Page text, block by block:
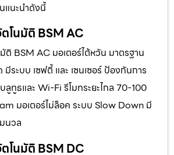
แนะนำดังนี้
โนมัติ BSM AC
ติ BSM AC มอเตอร์ไต้หวัน มาตรฐาน
มีระบบ เซฟตี้ และ เซนเซอร์ ป้องกันการ
ลูทูธและ Wi-Fi รีโมทระยะไกล 70-100
มอเตอร์ไม่ล็อค ระบบ Slow Down มี
นวล
โนมัติ BSM DC